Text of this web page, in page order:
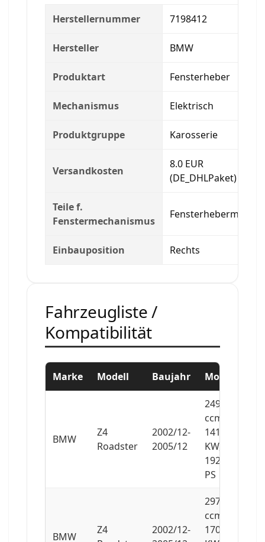
Herstellernummer 7198412
Hersteller BMW
Produktart Fensterheber
Mechanismus Elektrisch
Produktgruppe Karosserie
Versandkosten
8.0 EUR
(DE_DHLPaket)
Teile f.
Fenstermechanismus
Fensterhebermotor
Einbauposition Rechts
Fahrzeugliste /
Kompatibilität
Marke Modell Baujahr Motor
BMW
Z4
Roadster
2002/12-
2005/12
2494
ccm,
141
KW,
192
PS
BMW
Z4
2002/12-
2979
ccm,
170